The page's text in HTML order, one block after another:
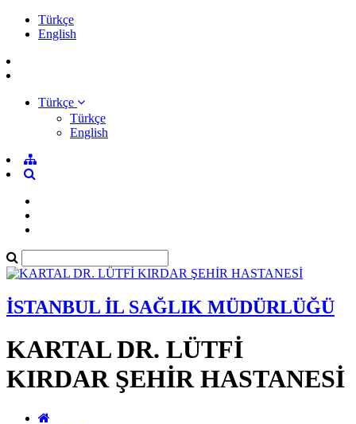
Türkçe
English
Türkçe
Türkçe
English
İSTANBUL İL SAĞLIK MÜDÜRLÜĞÜ
KARTAL DR. LÜTFİ
KIRDAR ŞEHİR HASTANESİ